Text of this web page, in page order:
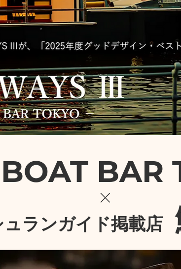
BAR
×
ランガイド掲載店